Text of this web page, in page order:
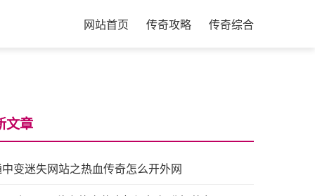
网站首页 传奇攻略 传奇综合
文章
变迷失网站之热血传奇怎么开外网